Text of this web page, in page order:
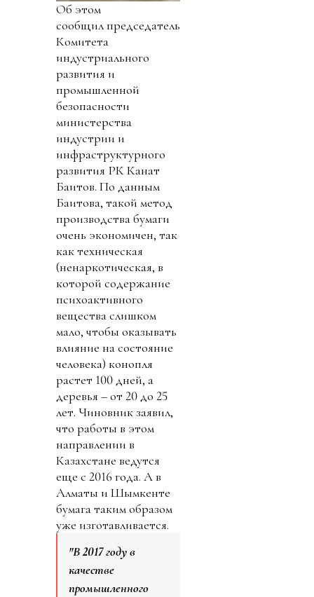
Об этом
сообщил председатель
Комитета
индустриального
развития и
промышленной
безопасности
министерства
индустрии и
инфраструктурного
развития РК Канат
Баитов. По данным
Баитова, такой метод
производства бумаги
очень экономичен, так
как техническая
(ненаркотическая, в
которой содержание
психоактивного
вещества слишком
мало, чтобы оказывать
влияние на состояние
человека) конопля
растет 100 дней, а
деревья – от 20 до 25
лет. Чиновник заявил,
что работы в этом
направлении в
Казахстане ведутся
еще с 2016 года. А в
Алматы и Шымкенте
бумага таким образом
уже изготавливается.
"В 2017 году в
качестве
промышленного